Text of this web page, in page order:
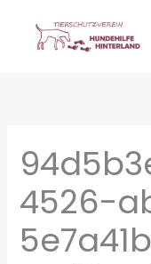
springen
4526-